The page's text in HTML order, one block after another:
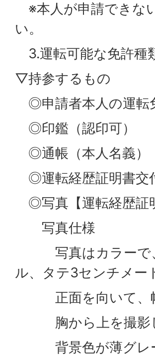
※本人が申請できな
い。
3.運転可能な免許種
▽持参するもの
◎申請者本人の運転
◎印鑑（認印可）
◎通帳（本人名義）
◎運転経歴証明書交
◎写真【運転経歴証
写真仕様
写真はカラーで、
ル、タテ3センチメー
正面を向いて、帽
胸から上を撮影
背景色が薄グレー